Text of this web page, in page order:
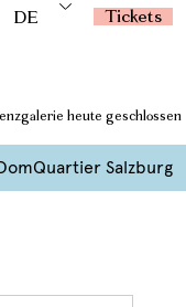
DE Tickets
heute geschlossen
Salzburg